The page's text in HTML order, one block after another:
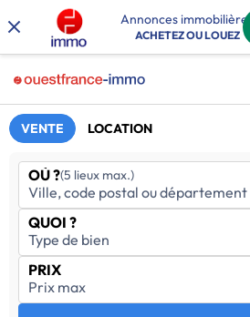
Annonces immobilières
ACHETEZ OU LOUEZ
VENTE LOCATION
OÙ ?(5 lieux max.)
QUOI ?
PRIX